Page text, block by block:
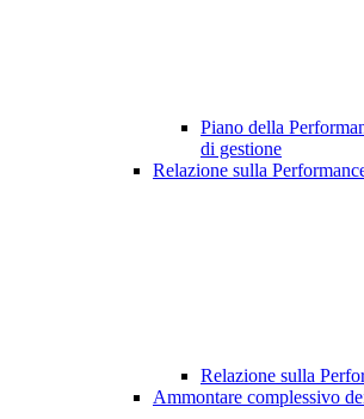
Piano della
di gestione
Relazione sulla
Relazione sulla
Ammontare complessivo